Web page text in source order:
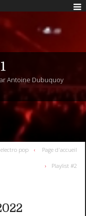
Antoine Dubuquoy
pop Page d'accueil
Playlist #2